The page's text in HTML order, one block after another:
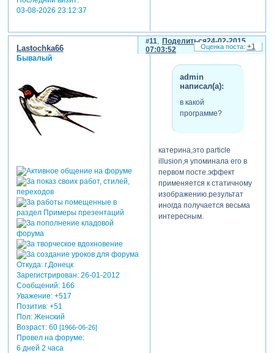
03-08-2026 23:12:37
Поделиться
11
24-02-2015
07:03:52
Lastochka66
Бывалый
Откуда:г.Донецк
Зарегистрирован: 26-01-2012
Сообщений:166
Уважение: +517
Позитив: +51
Пол:Женский
Возраст:60 [1966-06-26]
Провел на форуме:
6 дней 2 часа
admin
написал(а):
в какой
программе?
катерина,это particle
illusion,я упоминала его в
первом посте.эффект
применяется к статичному
изображению.результат
иногда получается весьма
интересным.
+1